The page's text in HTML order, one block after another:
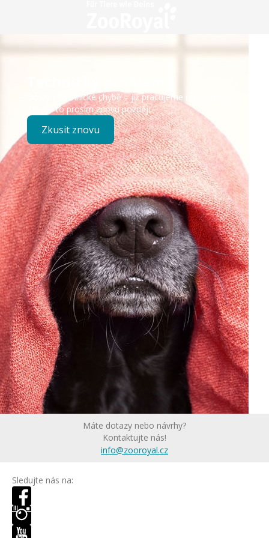
Došlo k technické chybě – již pracujeme na opravě.
Zkuste to prosím znovu později.
Zkusit znovu
Máte dotazy nebo návrhy?
Kontaktujte nás!
info@zooroyal.cz
Sledujte nás na: